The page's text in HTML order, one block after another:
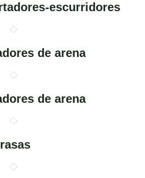
escurridores
de arena
de arena